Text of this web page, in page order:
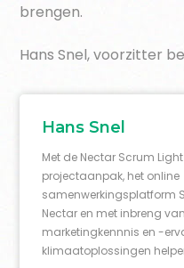
brengen.
Hans Snel, voorzitter
Hans Snel
Met de Nectar Scrum Light
projectaanpak, het online
samenwerkingsplatform
Nectar en met inbreng
marketingkennnis en -
klimaatoplossingen